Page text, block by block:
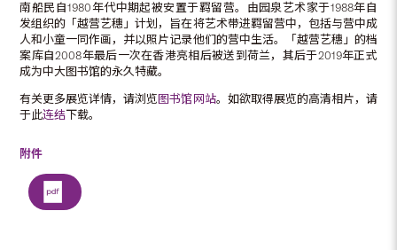
南船民自1980年代中期起被安置于羁留营。由园泉艺术家于1988年自
发组织的「越营艺穗」计划，旨在将艺术带进羁留营中，包括与营中成
人和小童一同作画，并以照片记录他们的营中生活。「越营艺穗」的档
案库自2008年最后一次在香港亮相后被送到荷兰，其后于2019年正式
成为中大图书馆的永久特藏。
有关更多展览详情，请浏览 图书馆网站。如欲取得展览的高清相片，请
于此连结下载。
附件